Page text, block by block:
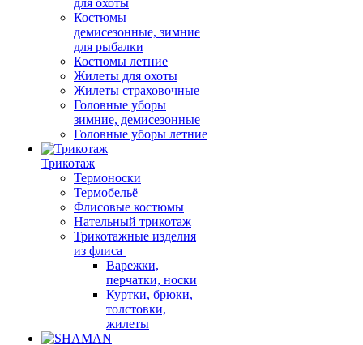
для охоты
Костюмы
демисезонные, зимние
для рыбалки
Костюмы летние
Жилеты для охоты
Жилеты страховочные
Головные уборы
зимние, демисезонные
Головные уборы летние
Трикотаж
Термоноски
Термобельё
Флисовые костюмы
Нательный трикотаж
Трикотажные изделия
из флиса
Варежки,
перчатки, носки
Куртки, брюки,
толстовки,
жилеты